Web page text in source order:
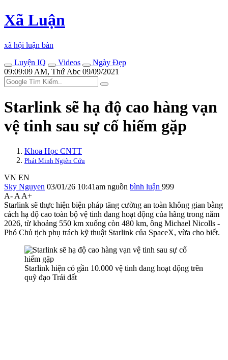
Xã Luận
xã hội luận bàn
Luyện IQ
Videos
Ngày Đẹp
09:09:09 AM, Thứ Abc 09/09/2021
Starlink sẽ hạ độ cao hàng vạn
vệ tinh sau sự cố hiếm gặp
Khoa Học CNTT
Phát Minh Ngiên Cứu
VN EN
Sky Nguyen 03/01/26 10:41am nguồn bình luận 999
A- A A+
Starlink sẽ thực hiện biện pháp tăng cường an toàn không gian bằng
cách hạ độ cao toàn bộ vệ tinh đang hoạt động của hãng trong năm
2026, từ khoảng 550 km xuống còn 480 km, ông Michael Nicolls -
Phó Chủ tịch phụ trách kỹ thuật Starlink của SpaceX, vừa cho biết.
Starlink hiện có gần 10.000 vệ tinh đang hoạt động trên
quỹ đạo Trái đất